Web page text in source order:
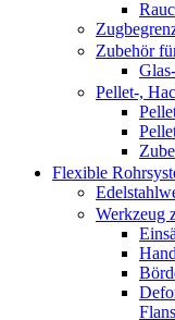
Zubehör
Pellet-,
Flexible
Werkzeug